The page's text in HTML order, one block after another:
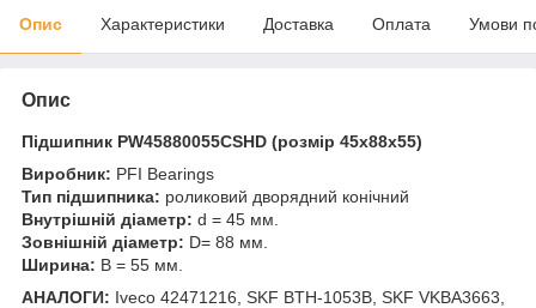
Опис Характеристики Доставка Оплата Умови
Опис
Підшипник PW45880055CSHD (розмір 45x88x55)
Виробник: PFI Bearings
Тип підшипника: роликовий дворядний конічний
Внутрішній діаметр: d = 45 мм.
Зовнішній діаметр: D= 88 мм.
Ширина: B = 55 мм.
АНАЛОГИ: Iveco 42471216, SKF BTH-1053B, SKF VKBA3663,